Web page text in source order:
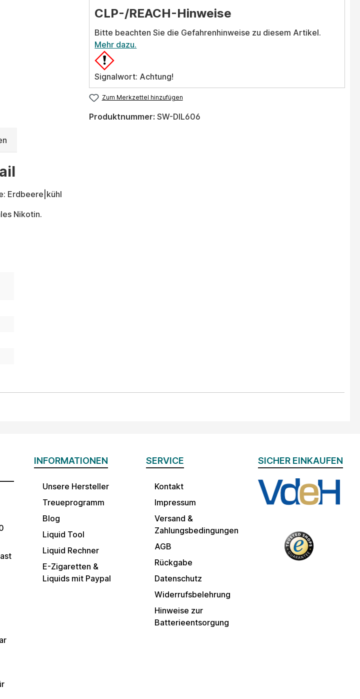
CLP-/REACH-Hinweise
Bitte beachten Sie die Gefahrenhinweise zu diesem Artikel.
Mehr dazu.
Signalwort: Achtung!
Zum Merkzettel hinzufügen
Produktnummer:SW-DIL606
Erdbeere|kühl
Nikotin.
INFORMATIONEN
Unsere Hersteller
Treueprogramm
Blog
Liquid Tool
Liquid Rechner
E-Zigaretten &
Liquids mit Paypal
SERVICE
Kontakt
Impressum
Versand &
Zahlungsbedingungen
AGB
Rückgabe
Datenschutz
Widerrufsbelehrung
Hinweise zur
Batterieentsorgung
SICHER EINKAUFEN